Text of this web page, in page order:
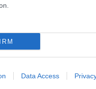
Data Access